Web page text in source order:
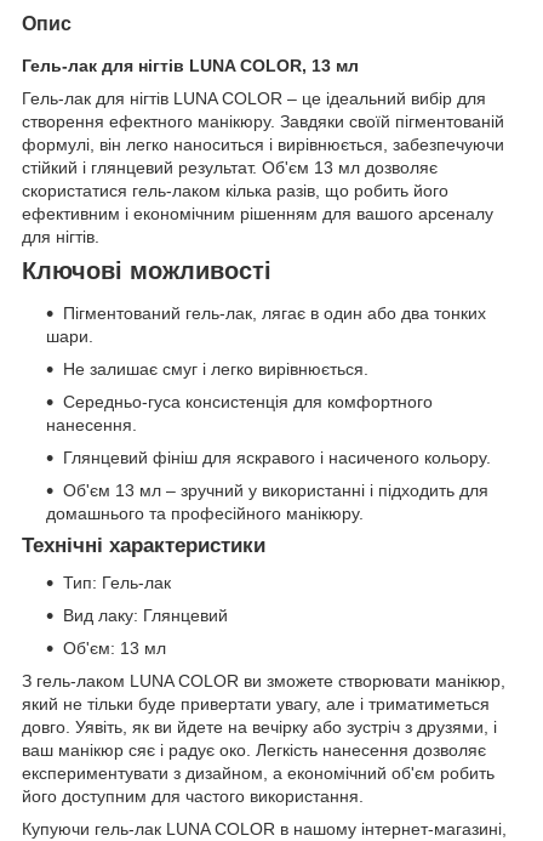
Опис
Гель-лак для нігтів LUNA COLOR, 13 мл
Гель-лак для нігтів LUNA COLOR – це ідеальний вибір для
створення ефектного манікюру. Завдяки своїй пігментованій
формулі, він легко наноситься і вирівнюється, забезпечуючи
стійкий і глянцевий результат. Об'єм 13 мл дозволяє
скористатися гель-лаком кілька разів, що робить його
ефективним і економічним рішенням для вашого арсеналу
для нігтів.
Ключові можливості
Пігментований гель-лак, лягає в один або два тонких
шари.
Не залишає смуг і легко вирівнюється.
Середньо-гуса консистенція для комфортного
нанесення.
Глянцевий фініш для яскравого і насиченого кольору.
Об'єм 13 мл – зручний у використанні і підходить для
домашнього та професійного манікюру.
Технічні характеристики
Тип: Гель-лак
Вид лаку: Глянцевий
Об'єм: 13 мл
З гель-лаком LUNA COLOR ви зможете створювати манікюр,
який не тільки буде привертати увагу, але і триматиметься
довго. Уявіть, як ви йдете на вечірку або зустріч з друзями, і
ваш манікюр сяє і радує око. Легкість нанесення дозволяє
експериментувати з дизайном, а економічний об'єм робить
його доступним для частого використання.
Купуючи гель-лак LUNA COLOR в нашому інтернет-магазині,